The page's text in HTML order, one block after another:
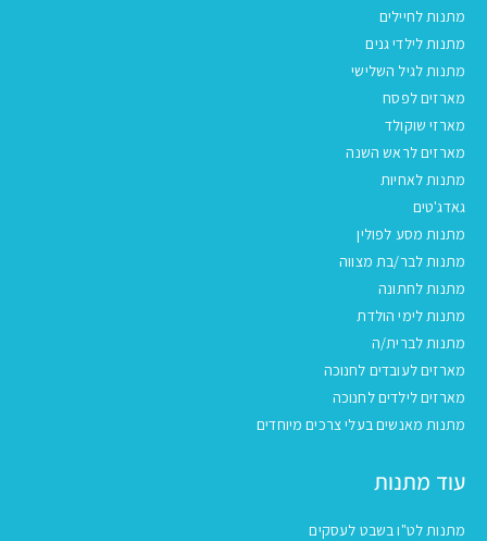
מתנות לחיילים
מתנות לילדי גנים
מתנות לגיל השלישי
מארזים לפסח
מארזי שוקולד
מארזים לראש השנה
מתנות לאחיות
גאדג'טים
מתנות מסע לפולין
מתנות לבר/בת מצווה
מתנות לחתונה
מתנות לימי הולדת
מתנות לברית/ה
מארזים לעובדים לחנוכה
מארזים לילדים לחנוכה
מתנות מאנשים בעלי צרכים מיוחדים
עוד מתנות
מתנות לט"ו בשבט לעסקים